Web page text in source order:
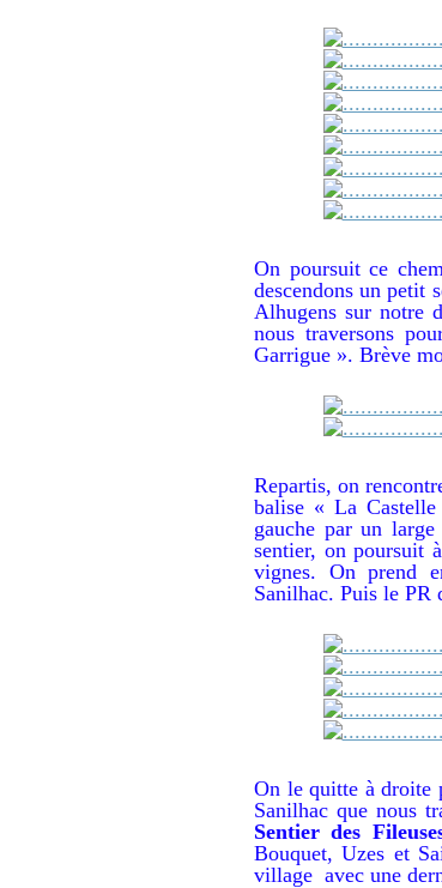
On poursuit ce
descendons un petit
Alhugens sur notre
nous traversons
Garrigue ». Brève
Repartis, on
balise « La
gauche par un
sentier, on poursuit
vignes. On prend
Sanilhac. Puis le
On le quitte à droite
Sanilhac que nous
Sentier des
Bouquet, Uzes et
village avec une